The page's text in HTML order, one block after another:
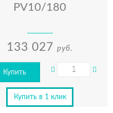
PV10/180
133 027руб.
Купить
Купить в 1 клик